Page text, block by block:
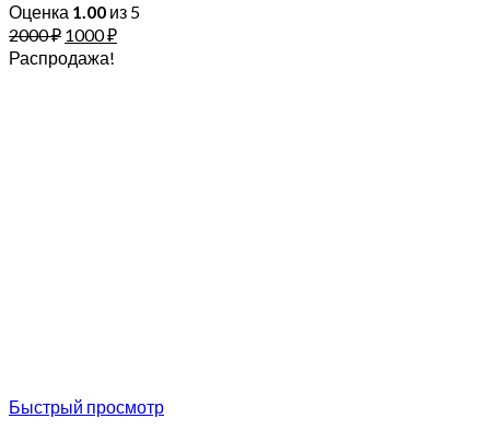
Оценка 1.00 из 5
2000₽ 1000₽
Распродажа!
Быстрый просмотр